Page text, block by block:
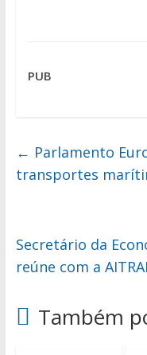
PUB
← Parlamento
transportes
Secretário da
reúne com a
Também